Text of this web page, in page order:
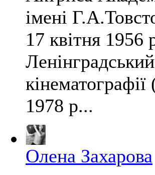
імені
17 квітня 1956
1978 р...
Олена Захарова